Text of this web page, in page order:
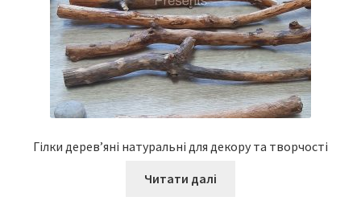
Гілки дерев’яні натуральні для декору та творчості
Читати далі